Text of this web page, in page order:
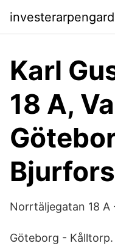
Karl
18 A,
Bjurfors
Norrtäljegatan 18 A
Göteborg -